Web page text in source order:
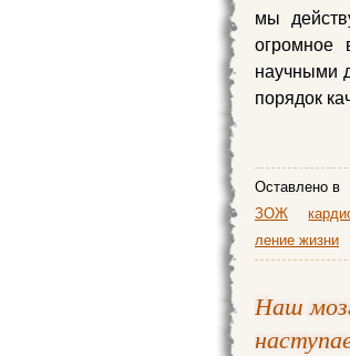
мы
огромное
научными
порядок
Оставлено в
ЗОЖ
ление жизни
Наш